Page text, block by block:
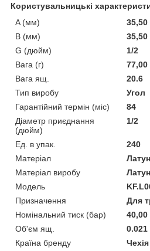
Користувальницькі
A (мм)
35,50
B (мм)
35,50
G (дюйм)
1/2
Вага (г)
77,00
Вага ящ.
20.6
Тип виробу
Угол
Гарантійний термін (міс)
84
Діаметр приєднання
(дюйм)
1/2
Ед. в упак.
240
Матеріал
Матеріал виробу
Мoдель
Призначення
Для
Номінальний тиск (бар)
40,00
Об'єм ящ.
0.021
Країна бренду
Чехія